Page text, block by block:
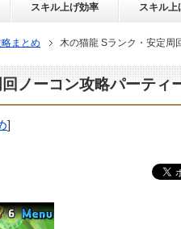
スキル上げ効率 スキル上
略まとめ 木の猫龍 Sランク・安定周
ノーコン攻略パーティ
]